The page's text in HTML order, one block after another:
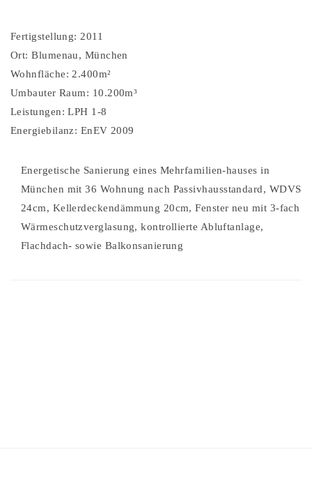
Fertigstellung: 2011
Ort: Blumenau, München
Wohnfläche: 2.400m²
Umbauter Raum: 10.200m³
Leistungen: LPH 1-8
Energiebilanz: EnEV 2009
Energetische Sanierung eines Mehrfamilien-hauses in
München mit 36 Wohnung nach Passivhausstandard, WDVS
24cm, Kellerdeckendämmung 20cm, Fenster neu mit 3-fach
Wärmeschutzverglasung, kontrollierte Abluftanlage,
Flachdach- sowie Balkonsanierung